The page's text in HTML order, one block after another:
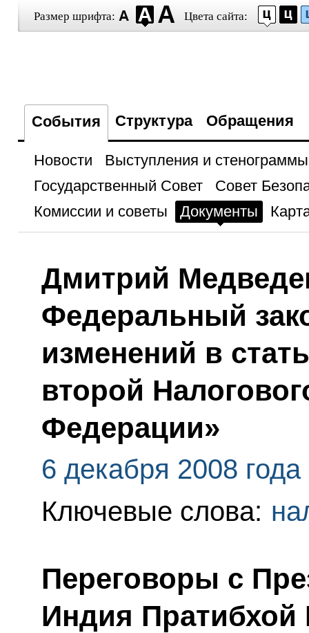
Размер шрифта: Цвета сайта:
События Структура Обращения
Новости
Выступления и стенограммы
Государственный Совет
Совет
Комиссии и советы
Документы
Дмитрий
Федеральный
изменений в
второй
Федерации»
6 декабря 2008 года
Ключевые слова:
Переговоры с
Индия Пратибхой